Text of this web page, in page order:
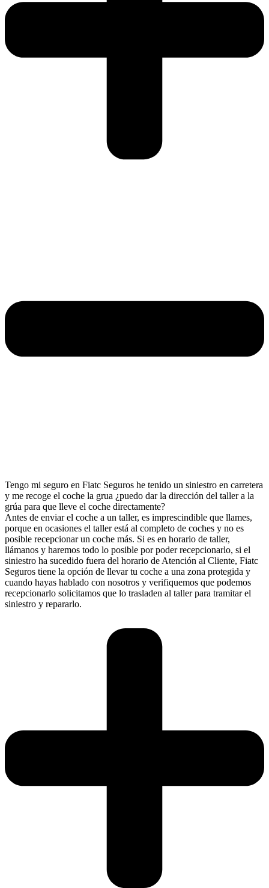
Tengo mi seguro en Fiatc Seguros he tenido un siniestro en carretera
y me recoge el coche la grua ¿puedo dar la dirección del taller a la
grúa para que lleve el coche directamente?
Antes de enviar el coche a un taller, es imprescindible que llames,
porque en ocasiones el taller está al completo de coches y no es
posible recepcionar un coche más. Si es en horario de taller,
llámanos y haremos todo lo posible por poder recepcionarlo, si el
siniestro ha sucedido fuera del horario de Atención al Cliente, Fiatc
Seguros tiene la opción de llevar tu coche a una zona protegida y
cuando hayas hablado con nosotros y verifiquemos que podemos
recepcionarlo solicitamos que lo trasladen al taller para tramitar el
siniestro y repararlo.